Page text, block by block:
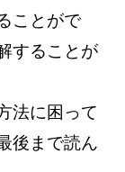
ことがで
することが
法に困って
後まで読ん